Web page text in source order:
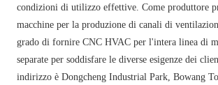
condizioni di utilizzo effettive. Come produttore
macchine per la produzione di canali di
grado di fornire CNC HVAC per l'intera linea di
separate per soddisfare le diverse esigenze dei
indirizzo è Dongcheng Industrial Park, Bowang